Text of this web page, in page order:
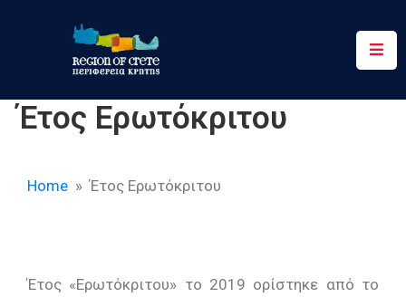
Περιφέρεια
Ενημέρωση
Έτος Ερωτόκριτου
Home » Έτος Ερωτόκριτου
Έτος «Ερωτόκριτου» το 2019 ορίστηκε από το